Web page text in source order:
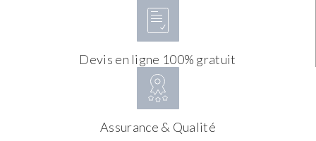
Devis en ligne 100% gratuit
Assurance & Qualité